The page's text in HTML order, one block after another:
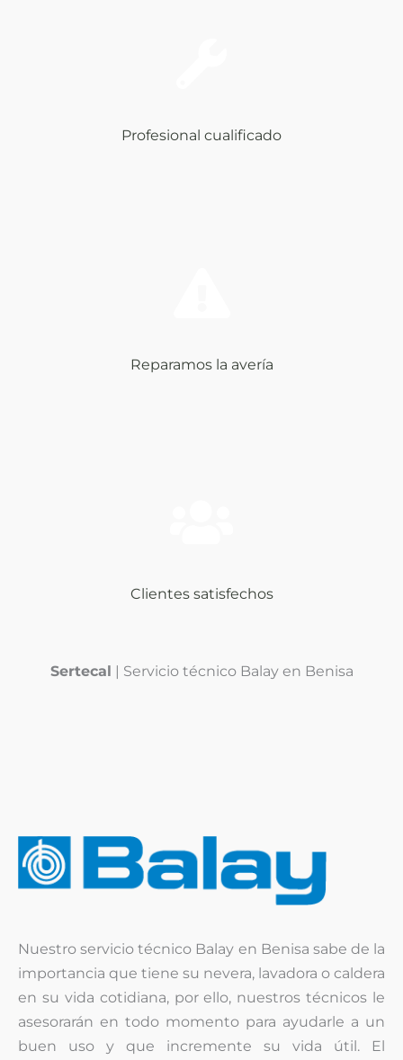
Profesional cualificado
Reparamos la avería
Clientes satisfechos
Sertecal | Servicio técnico Balay en Benisa
Nuestro servicio técnico Balay en Benisa sabe de la
importancia que tiene su nevera, lavadora o caldera
en su vida cotidiana, por ello, nuestros técnicos le
asesorarán en todo momento para ayudarle a un
buen uso y que incremente su vida útil. El